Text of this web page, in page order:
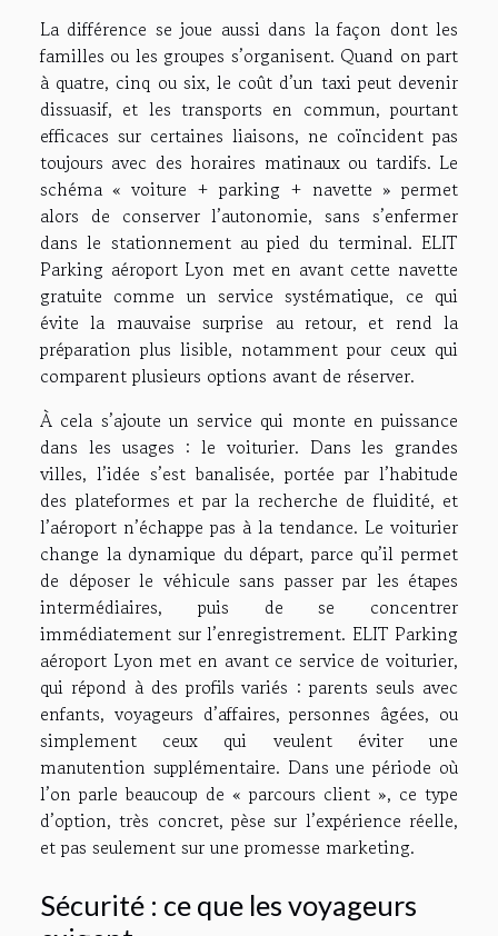
La différence se joue aussi dans la façon dont les
familles ou les groupes s’organisent. Quand on part
à quatre, cinq ou six, le coût d’un taxi peut devenir
dissuasif, et les transports en commun, pourtant
efficaces sur certaines liaisons, ne coïncident pas
toujours avec des horaires matinaux ou tardifs. Le
schéma « voiture + parking + navette » permet
alors de conserver l’autonomie, sans s’enfermer
dans le stationnement au pied du terminal. ELIT
Parking aéroport Lyon met en avant cette navette
gratuite comme un service systématique, ce qui
évite la mauvaise surprise au retour, et rend la
préparation plus lisible, notamment pour ceux qui
comparent plusieurs options avant de réserver.
À cela s’ajoute un service qui monte en puissance
dans les usages : le voiturier. Dans les grandes
villes, l’idée s’est banalisée, portée par l’habitude
des plateformes et par la recherche de fluidité, et
l’aéroport n’échappe pas à la tendance. Le voiturier
change la dynamique du départ, parce qu’il permet
de déposer le véhicule sans passer par les étapes
intermédiaires, puis de se concentrer
immédiatement sur l’enregistrement. ELIT Parking
aéroport Lyon met en avant ce service de voiturier,
qui répond à des profils variés : parents seuls avec
enfants, voyageurs d’affaires, personnes âgées, ou
simplement ceux qui veulent éviter une
manutention supplémentaire. Dans une période où
l’on parle beaucoup de « parcours client », ce type
d’option, très concret, pèse sur l’expérience réelle,
et pas seulement sur une promesse marketing.
Sécurité : ce que les voyageurs